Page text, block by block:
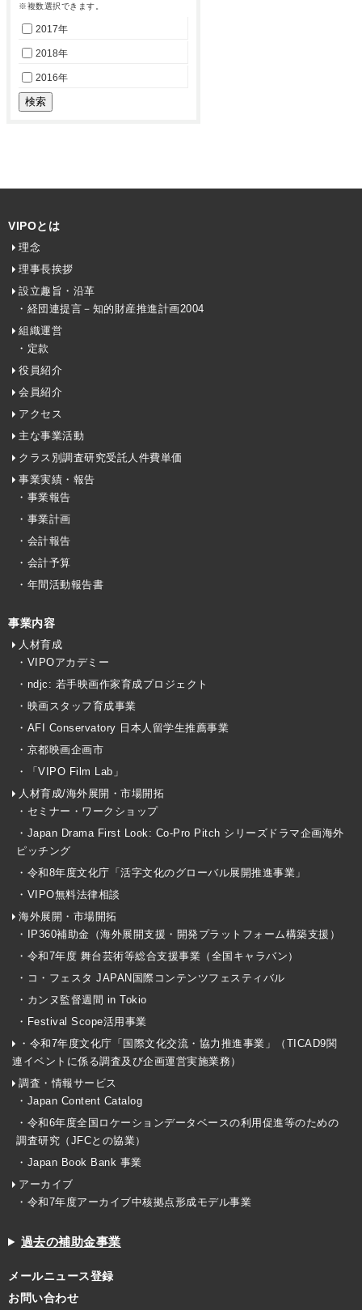
※複数選択できます。
2017年
2018年
2016年
VIPOとは
理念
理事長挨拶
設立趣旨・沿革
・経団連提言－知的財産推進計画2004
組織運営
・定款
役員紹介
会員紹介
アクセス
主な事業活動
クラス別調査研究受託人件費単価
事業実績・報告
・事業報告
・事業計画
・会計報告
・会計予算
・年間活動報告書
事業内容
人材育成
・VIPOアカデミー
・ndjc: 若手映画作家育成プロジェクト
・映画スタッフ育成事業
・AFI Conservatory 日本人留学生推薦事業
・京都映画企画市
・「VIPO Film Lab」
人材育成/海外展開・市場開拓
・セミナー・ワークショップ
・Japan Drama First Look: Co-Pro Pitch シリーズドラマ企画海外
ピッチング
・令和8年度文化庁「活字文化のグローバル展開推進事業」
・VIPO無料法律相談
海外展開・市場開拓
・IP360補助金（海外展開支援・開発プラットフォーム構築支援）
・令和7年度 舞台芸術等総合支援事業（全国キャラバン）
・コ・フェスタ JAPAN国際コンテンツフェスティバル
・カンヌ監督週間 in Tokio
・Festival Scope活用事業
・令和7年度文化庁「国際文化交流・協力推進事業」（TICAD9関
連イベントに係る調査及び企画運営実施業務）
調査・情報サービス
・Japan Content Catalog
・令和6年度全国ロケーションデータベースの利用促進等のための
調査研究（JFCとの協業）
・Japan Book Bank 事業
アーカイブ
・令和7年度アーカイブ中核拠点形成モデル事業
過去の補助金事業
メールニュース登録
お問い合わせ